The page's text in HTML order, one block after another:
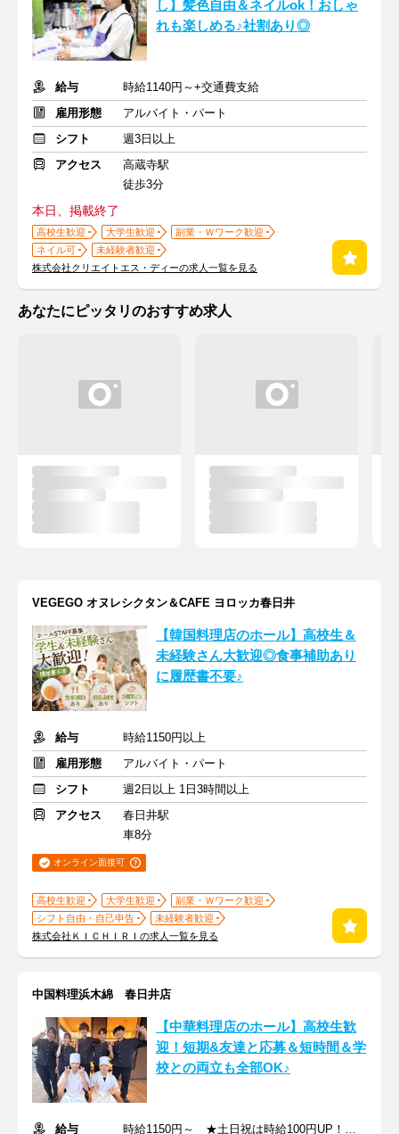
し】髪色自由＆ネイルok！おしゃ
れも楽しめる♪社割あり◎
給与
時給1140円～+交通費支給
雇用形態
アルバイト・パート
シフト
週3日以上
アクセス
高蔵寺駅
徒歩3分
本日、掲載終了
高校生歓迎 大学生歓迎
副業・Ｗワーク歓迎
ネイル可
未経験者歓迎
株式会社クリエイトエス・ディーの求人一覧を見る
あなたにピッタリのおすすめ求人
VEGEGO オヌレシクタン＆CAFE ヨロッカ春日井
【韓国料理店のホール】高校生＆
未経験さん大歓迎◎食事補助あり
に履歴書不要♪
給与
時給1150円以上
雇用形態
アルバイト・パート
シフト
週2日以上 1日3時間以上
アクセス
春日井駅
車8分
オンライン面接可
高校生歓迎 大学生歓迎
副業・Ｗワーク歓迎
シフト自由・自己申告
未経験者歓迎
株式会社ＫＩＣＨＩＲＩの求人一覧を見る
中国料理浜木綿 春日井店
【中華料理店のホール】⾼校⽣歓
迎！短期&友達と応募＆短時間＆学
校との両⽴も全部OK♪
給与 時給1150円～ ★土日祝は時給100円UP！ ★高校生も同時給！